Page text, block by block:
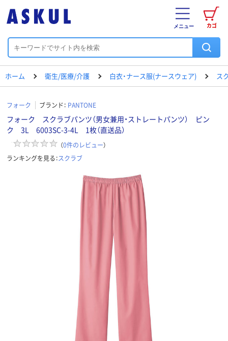
カゴ
メニュー
ホーム 衛生/医療/介護 白衣・ナース服(ナースウェア) ス
フォーク ブランド： PANTONE
フォーク スクラブパンツ（男女兼用・ストレートパンツ） ピン
ク 3L 6003SC-3-4L 1枚（直送品）
（0件のレビュー）
ランキングを見る：スクラブ